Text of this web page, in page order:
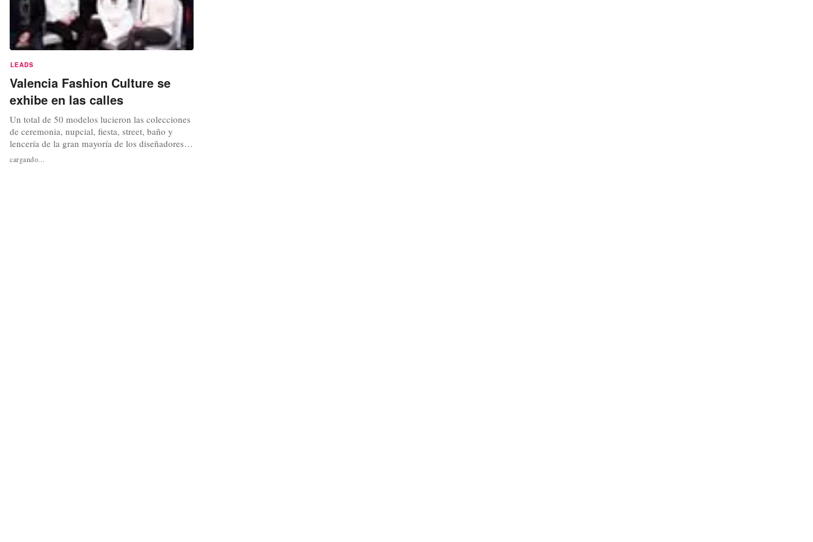
LEADS
Valencia Fashion Culture se
exhibe en las calles
Un total de 50 modelos lucieron las colecciones
de ceremonia, nupcial, fiesta, street, baño y
lencería de la gran mayoría de los diseñadores
asociados a DIMOVA. La celebración de esta
acción ha sido la culminación de un
cargando...